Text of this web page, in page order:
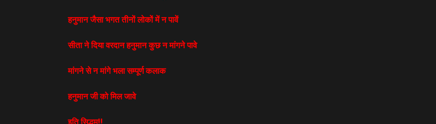
हनुमान जैसा भगत तीनों लोकों में न पावें
सीता ने दिया वरदान हनुमान कुछ न मांगने पावे
मांगने से न मांगे भला सम्पूर्ण कलाक
हनुमान जी को मिल जावे